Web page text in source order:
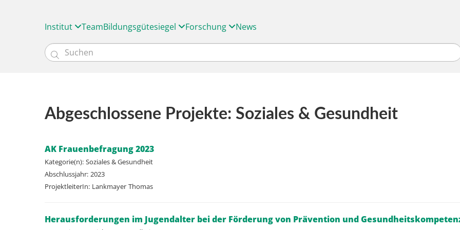
Institut TeamBildungsgütesiegel Forschung News

Abgeschlossene Projekte: Soziales & Gesundheit
AK Frauenbefragung 2023
Kategorie(n): Soziales & Gesundheit
Abschlussjahr: 2023
ProjektleiterIn: Lankmayer Thomas
Herausforderungen im Jugendalter bei der Förderung von Prävention und